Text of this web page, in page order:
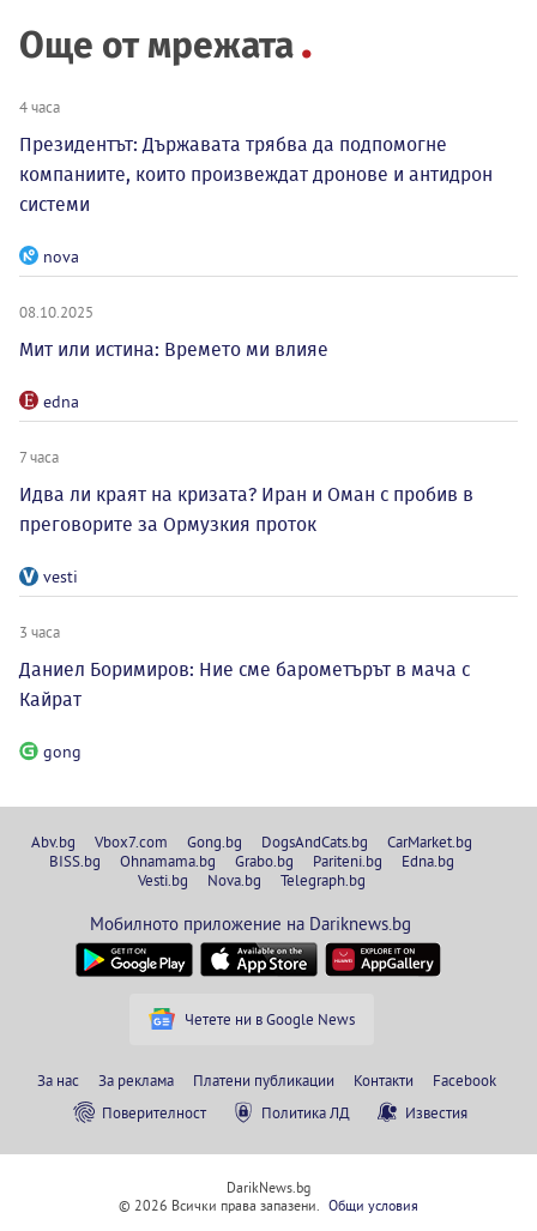
Още от мрежата
4 часа
Президентът: Държавата трябва да подпомогне
компаниите, които произвеждат дронове и антидрон
системи
nova
08.10.2025
Мит или истина: Времето ми влияе
edna
7 часа
Идва ли краят на кризата? Иран и Оман с пробив в
преговорите за Ормузкия проток
vesti
3 часа
Даниел Боримиров: Ние сме барометърът в мача с
Кайрат
gong
Abv.bg Vbox7.com Gong.bg DogsAndCats.bg
CarMarket.bg
BISS.bg
Ohnamama.bg Grabo.bg Pariteni.bg
Edna.bg
Vesti.bg
Nova.bg Telegraph.bg
Мобилното приложение на Dariknews.bg
Четете ни в Google News
За нас За реклама Платени публикации Контакти
Facebook
Поверителност
Политика ЛД Известия
DarikNews.bg
© 2026 Всички права запазени.
Общи условия